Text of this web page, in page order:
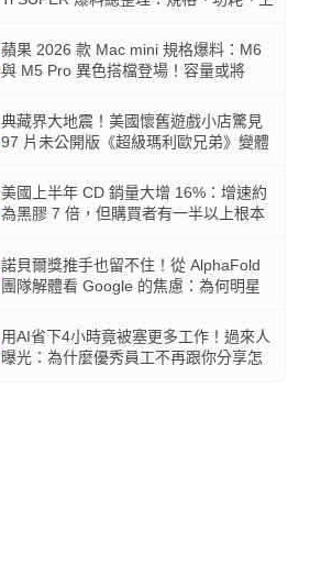
蘋果 2026 款 Mac mini 規格爆料：M6
與 M5 Pro 異色搭檔登場！容量或將
典藏界大地震！美國懷舊遊戲小店驚見
97 片未公開版《超級瑪利歐兄弟》變體
美國上半年 CD 銷量大增 16%：增速約
為黑膠 7 倍，但購買者有一半以上根本
諾貝爾獎推手也留不住！從 AlphaFold
團隊解體看 Google 的焦慮：為何明星
用AI省下4小時竟被塞更多工作！過來人
曝光：為什麼優秀員工不再跟你分享怎